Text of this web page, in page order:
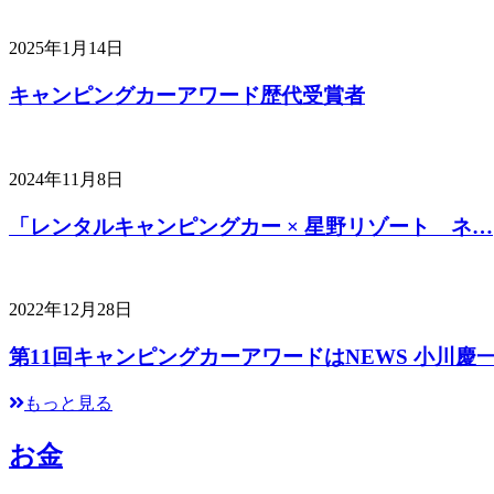
2025年1月14日
キャンピングカーアワード歴代受賞者
2024年11月8日
「レンタルキャンピングカー × 星野リゾート ネ…
2022年12月28日
第11回キャンピングカーアワードはNEWS 小川慶
もっと見る
お金